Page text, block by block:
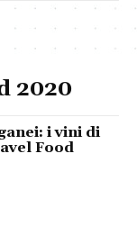
2020
i vini di
Food